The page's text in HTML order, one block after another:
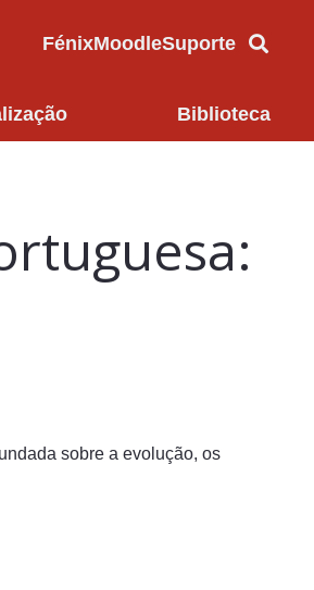
FénixMoodleSuporte
Biblioteca
sobre a evolução, os